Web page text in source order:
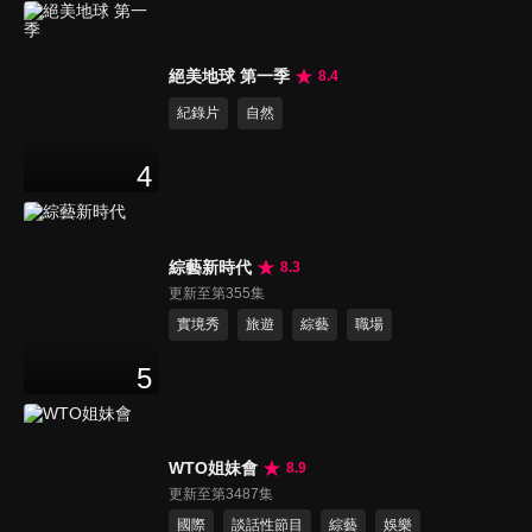
4
絕美地球 第一季 8.4
紀錄片 自然
5
綜藝新時代
8.3
更新至第355集
實境秀
旅遊 綜藝 職場
WTO姐妹會
8.9
更新至第3487集
國際
談話性節目 綜藝 娛樂